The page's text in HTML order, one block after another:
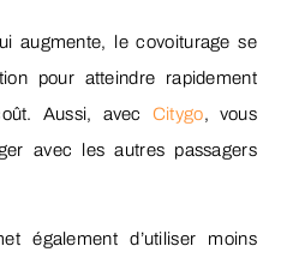
augmente, le covoiturage se
pour atteindre rapidement
Aussi, avec Citygo, vous
avec les autres passagers
également d’utiliser moins